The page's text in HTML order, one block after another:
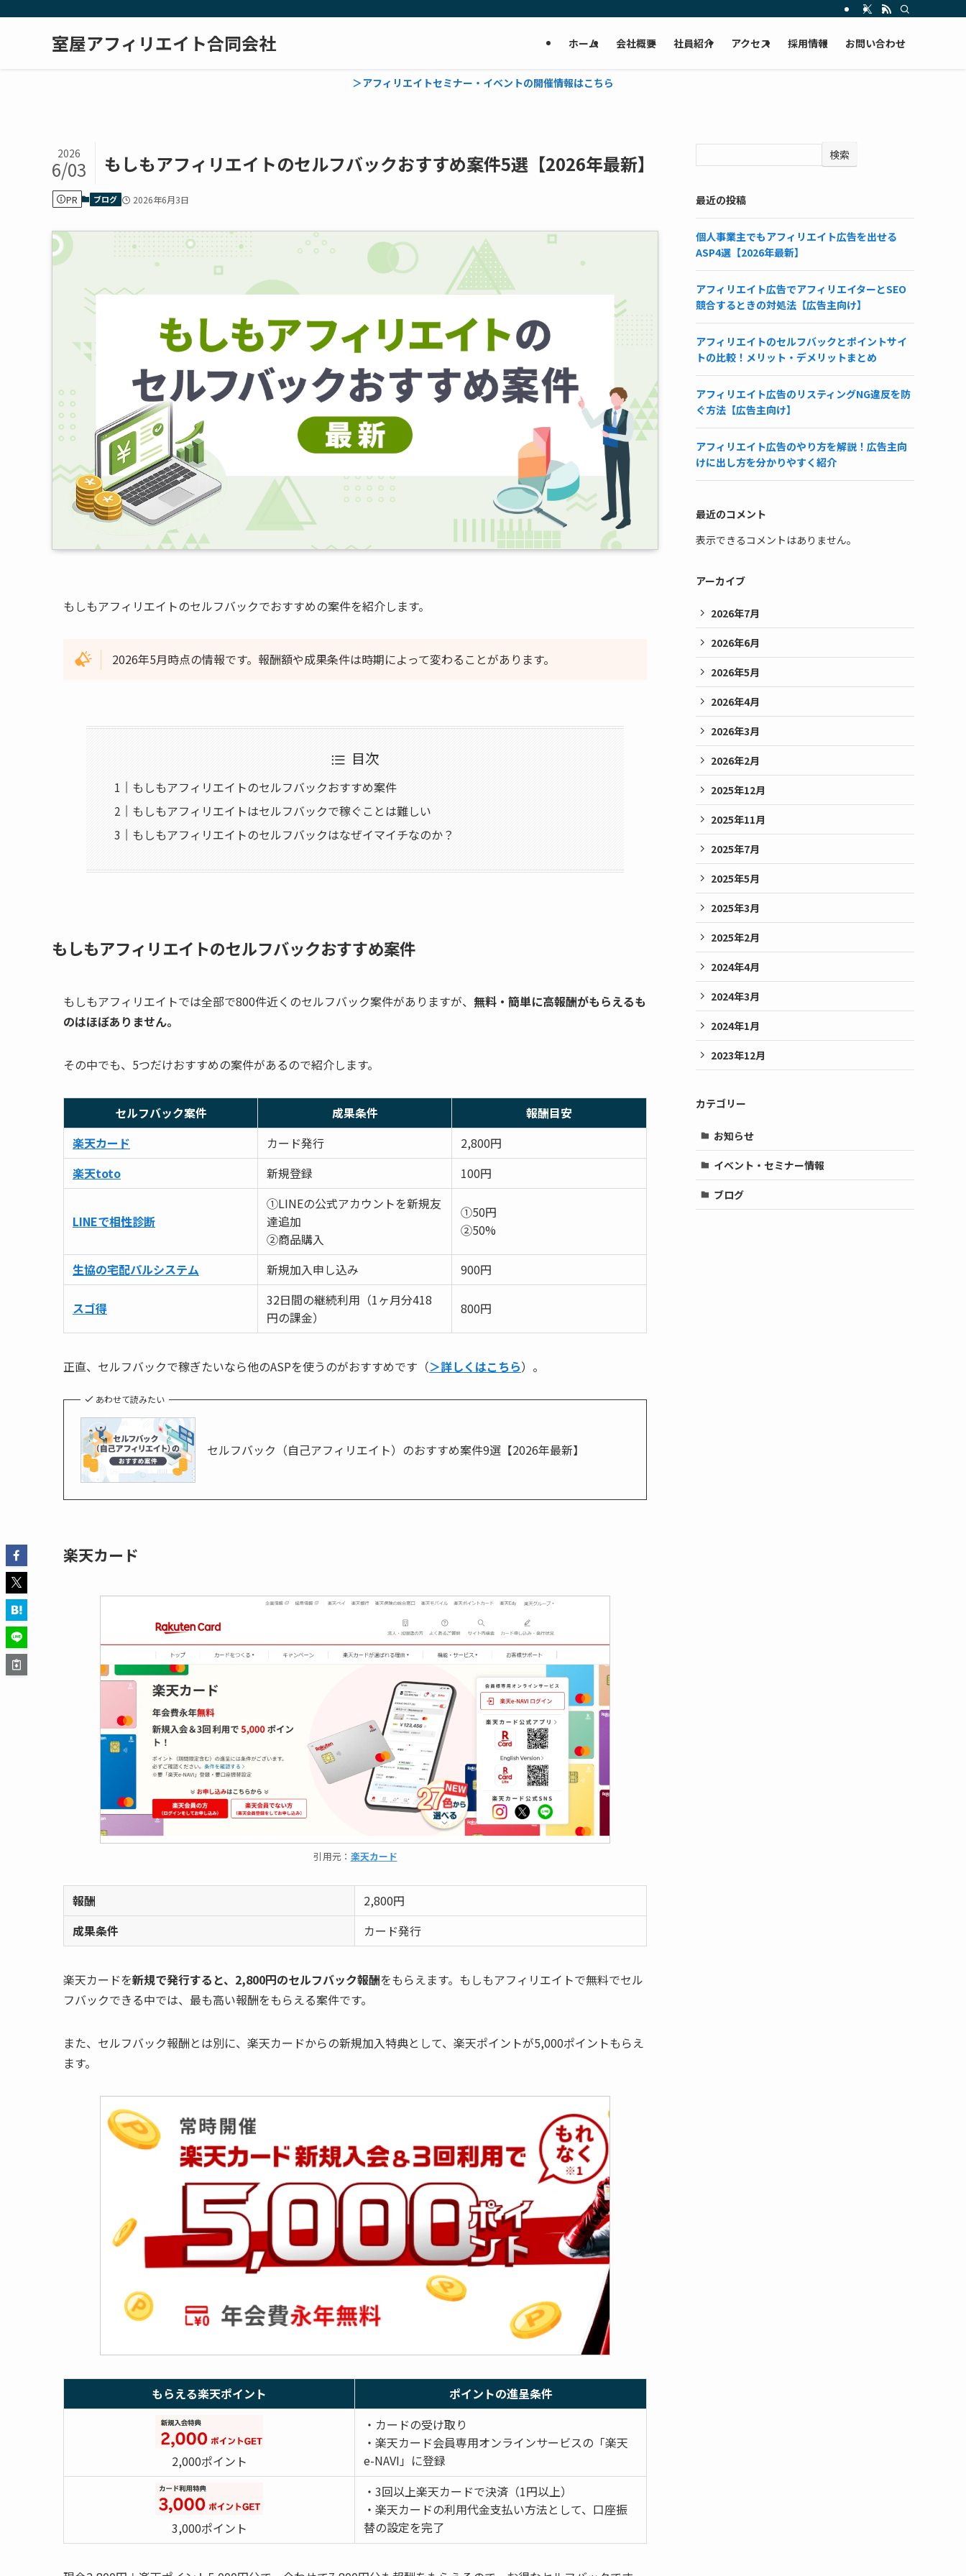
室屋アフィリエイト合同会社 ホーム 会社概要 社員紹介 アクセス 採用情報 お問い合わせ
＞アフィリエイトセミナー・イベントの開催情報はこちら
もしもアフィリエイトのセルフバックおすすめ案件5選【2026年最新】
2026
6/03
PR ブログ 2026年6月3日
もしもアフィリエイトのセルフバックでおすすめの案件を紹介します。
2026年5月時点の情報です。報酬額や成果条件は時期によって変わることがあります。
目次
もしもアフィリエイトのセルフバックおすすめ案件
もしもアフィリエイトはセルフバックで稼ぐことは難しい
もしもアフィリエイトのセルフバックはなぜイマイチなのか？
もしもアフィリエイトのセルフバックおすすめ案件
もしもアフィリエイトでは全部で800件近くのセルフバック案件がありますが、 無料・簡単に高報酬がもらえるも
のはほぼありません。
その中でも、5つだけおすすめの案件があるので紹介します。
セルフバック案件 成果条件
報酬目安
楽天カード
カード発行
2,800円
楽天toto
新規登録 100円
LINEで相性診断
①LINEの公式アカウントを新規友
達追加
②商品購入
①50円
②50%
生協の宅配パルシステム 新規加入申し込み 900円
スゴ得
32日間の継続利用（1ヶ月分418
円の課金）
800円
正直、セルフバックで稼ぎたいなら他のASPを使うのがおすすめです（＞詳しくはこちら）。
あわせて読みたい
セルフバック（自己アフィリエイト）のおすすめ案件9選【2026年最新】
楽天カード
引用元： 楽天カード
報酬
2,800円
成果条件
カード発行
楽天カードを新規で発行すると、2,800円のセルフバック報酬をもらえます。もしもアフィリエイトで無料でセル
フバックできる中では、最も高い報酬をもらえる案件です。
また、セルフバック報酬とは別に、楽天カードからの新規加入特典として、楽天ポイントが5,000ポイントもらえ
ます。
もらえる楽天ポイント ポイントの進呈条件
2,000ポイント
・カードの受け取り
・楽天カード会員専用オンラインサービスの「楽天
e-NAVI」に登録
3,000ポイント
・3回以上楽天カードで決済（1円以上）
・楽天カードの利用代金支払い方法として、口座振
替の設定を完了
検索
最近の投稿
個人事業主でもアフィリエイト広告を出せる
ASP4選【2026年最新】
アフィリエイト広告でアフィリエイターとSEO
競合するときの対処法【広告主向け】
アフィリエイトのセルフバックとポイントサイ
トの比較！メリット・デメリットまとめ
アフィリエイト広告のリスティングNG違反を防
ぐ方法【広告主向け】
アフィリエイト広告のやり方を解説！広告主向
けに出し方を分かりやすく紹介
最近のコメント
表示できるコメントはありません。
アーカイブ
2026年7月
2026年6月
2026年5月
2026年4月
2026年3月
2026年2月
2025年12月
2025年11月
2025年7月
2025年5月
2025年3月
2025年2月
2024年4月
2024年3月
2024年1月
2023年12月
カテゴリー
お知らせ
イベント・セミナー情報
ブログ